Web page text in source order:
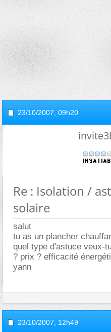
23/10/2007, 09h20
Re : Isolation /
solaire
salut
tu as un plancher
quel type d'astuce veux-
? prix ? efficacité
yann
23/10/2007, 12h49